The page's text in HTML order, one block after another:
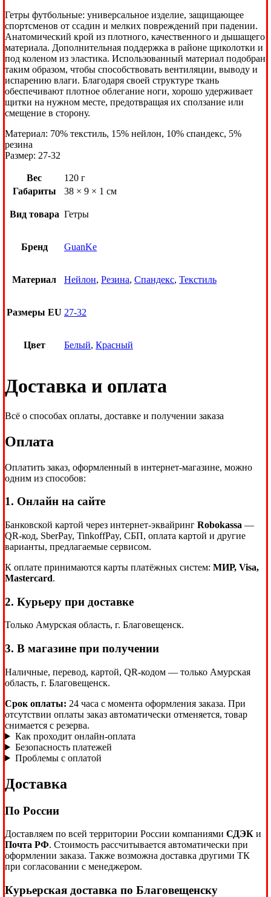
Гетры футбольные: универсальное изделие, защищающее
спортсменов от ссадин и мелких повреждений при падении.
Анатомический крой из плотного, качественного и дышащего
материала. Дополнительная поддержка в районе щиколотки и
под коленом из эластика. Использованный материал подобран
таким образом, чтобы способствовать вентиляции, выводу и
испарению влаги. Благодаря своей структуре ткань
обеспечивают плотное облегание ноги, хорошо удерживает
щитки на нужном месте, предотвращая их сползание или
смещение в сторону.
Материал: 70% текстиль, 15% нейлон, 10% спандекс, 5%
резина
Размер: 27-32
Вес
120 г
Габариты
38 × 9 × 1 см
Вид товара Гетры
Бренд GuanKe
Материал Нейлон, Резина, Спандекс, Текстиль
Размеры EU 27-32
Цвет Белый, Красный
Доставка и оплата
Всё о способах оплаты, доставке и получении заказа
Оплата
Оплатить заказ, оформленный в интернет-магазине, можно
одним из способов:
1. Онлайн на сайте
Банковской картой через интернет-эквайринг Robokassa —
QR-код, SberPay, TinkoffPay, СБП, оплата картой и другие
варианты, предлагаемые сервисом.
К оплате принимаются карты платёжных систем: МИР, Visa,
Mastercard.
2. Курьеру при доставке
Только Амурская область, г. Благовещенск.
3. В магазине при получении
Наличные, перевод, картой, QR-кодом — только Амурская
область, г. Благовещенск.
Срок оплаты: 24 часа с момента оформления заказа. При
отсутствии оплаты заказ автоматически отменяется, товар
снимается с резерва.
Как проходит онлайн-оплата
Безопасность платежей
Проблемы с оплатой
Доставка
По России
Доставляем по всей территории России компаниями СДЭК и
Почта РФ. Стоимость рассчитывается автоматически при
оформлении заказа. Также возможна доставка другими ТК
при согласовании с менеджером.
Курьерская доставка по Благовещенску